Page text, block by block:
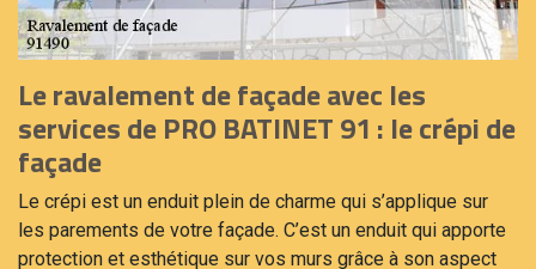
Le ravalement de façade avec les
services de PRO BATINET 91 : le crépi de
façade
Le crépi est un enduit plein de charme qui s’applique sur
les parements de votre façade. C’est un enduit qui apporte
protection et esthétique sur vos murs grâce à son aspect